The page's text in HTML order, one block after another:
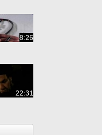
8:26
22:31